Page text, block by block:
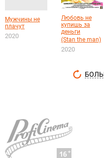
Мужчины не
плачут
2020
Любовь не
купишь за
деньги
(Stan the man)
2020